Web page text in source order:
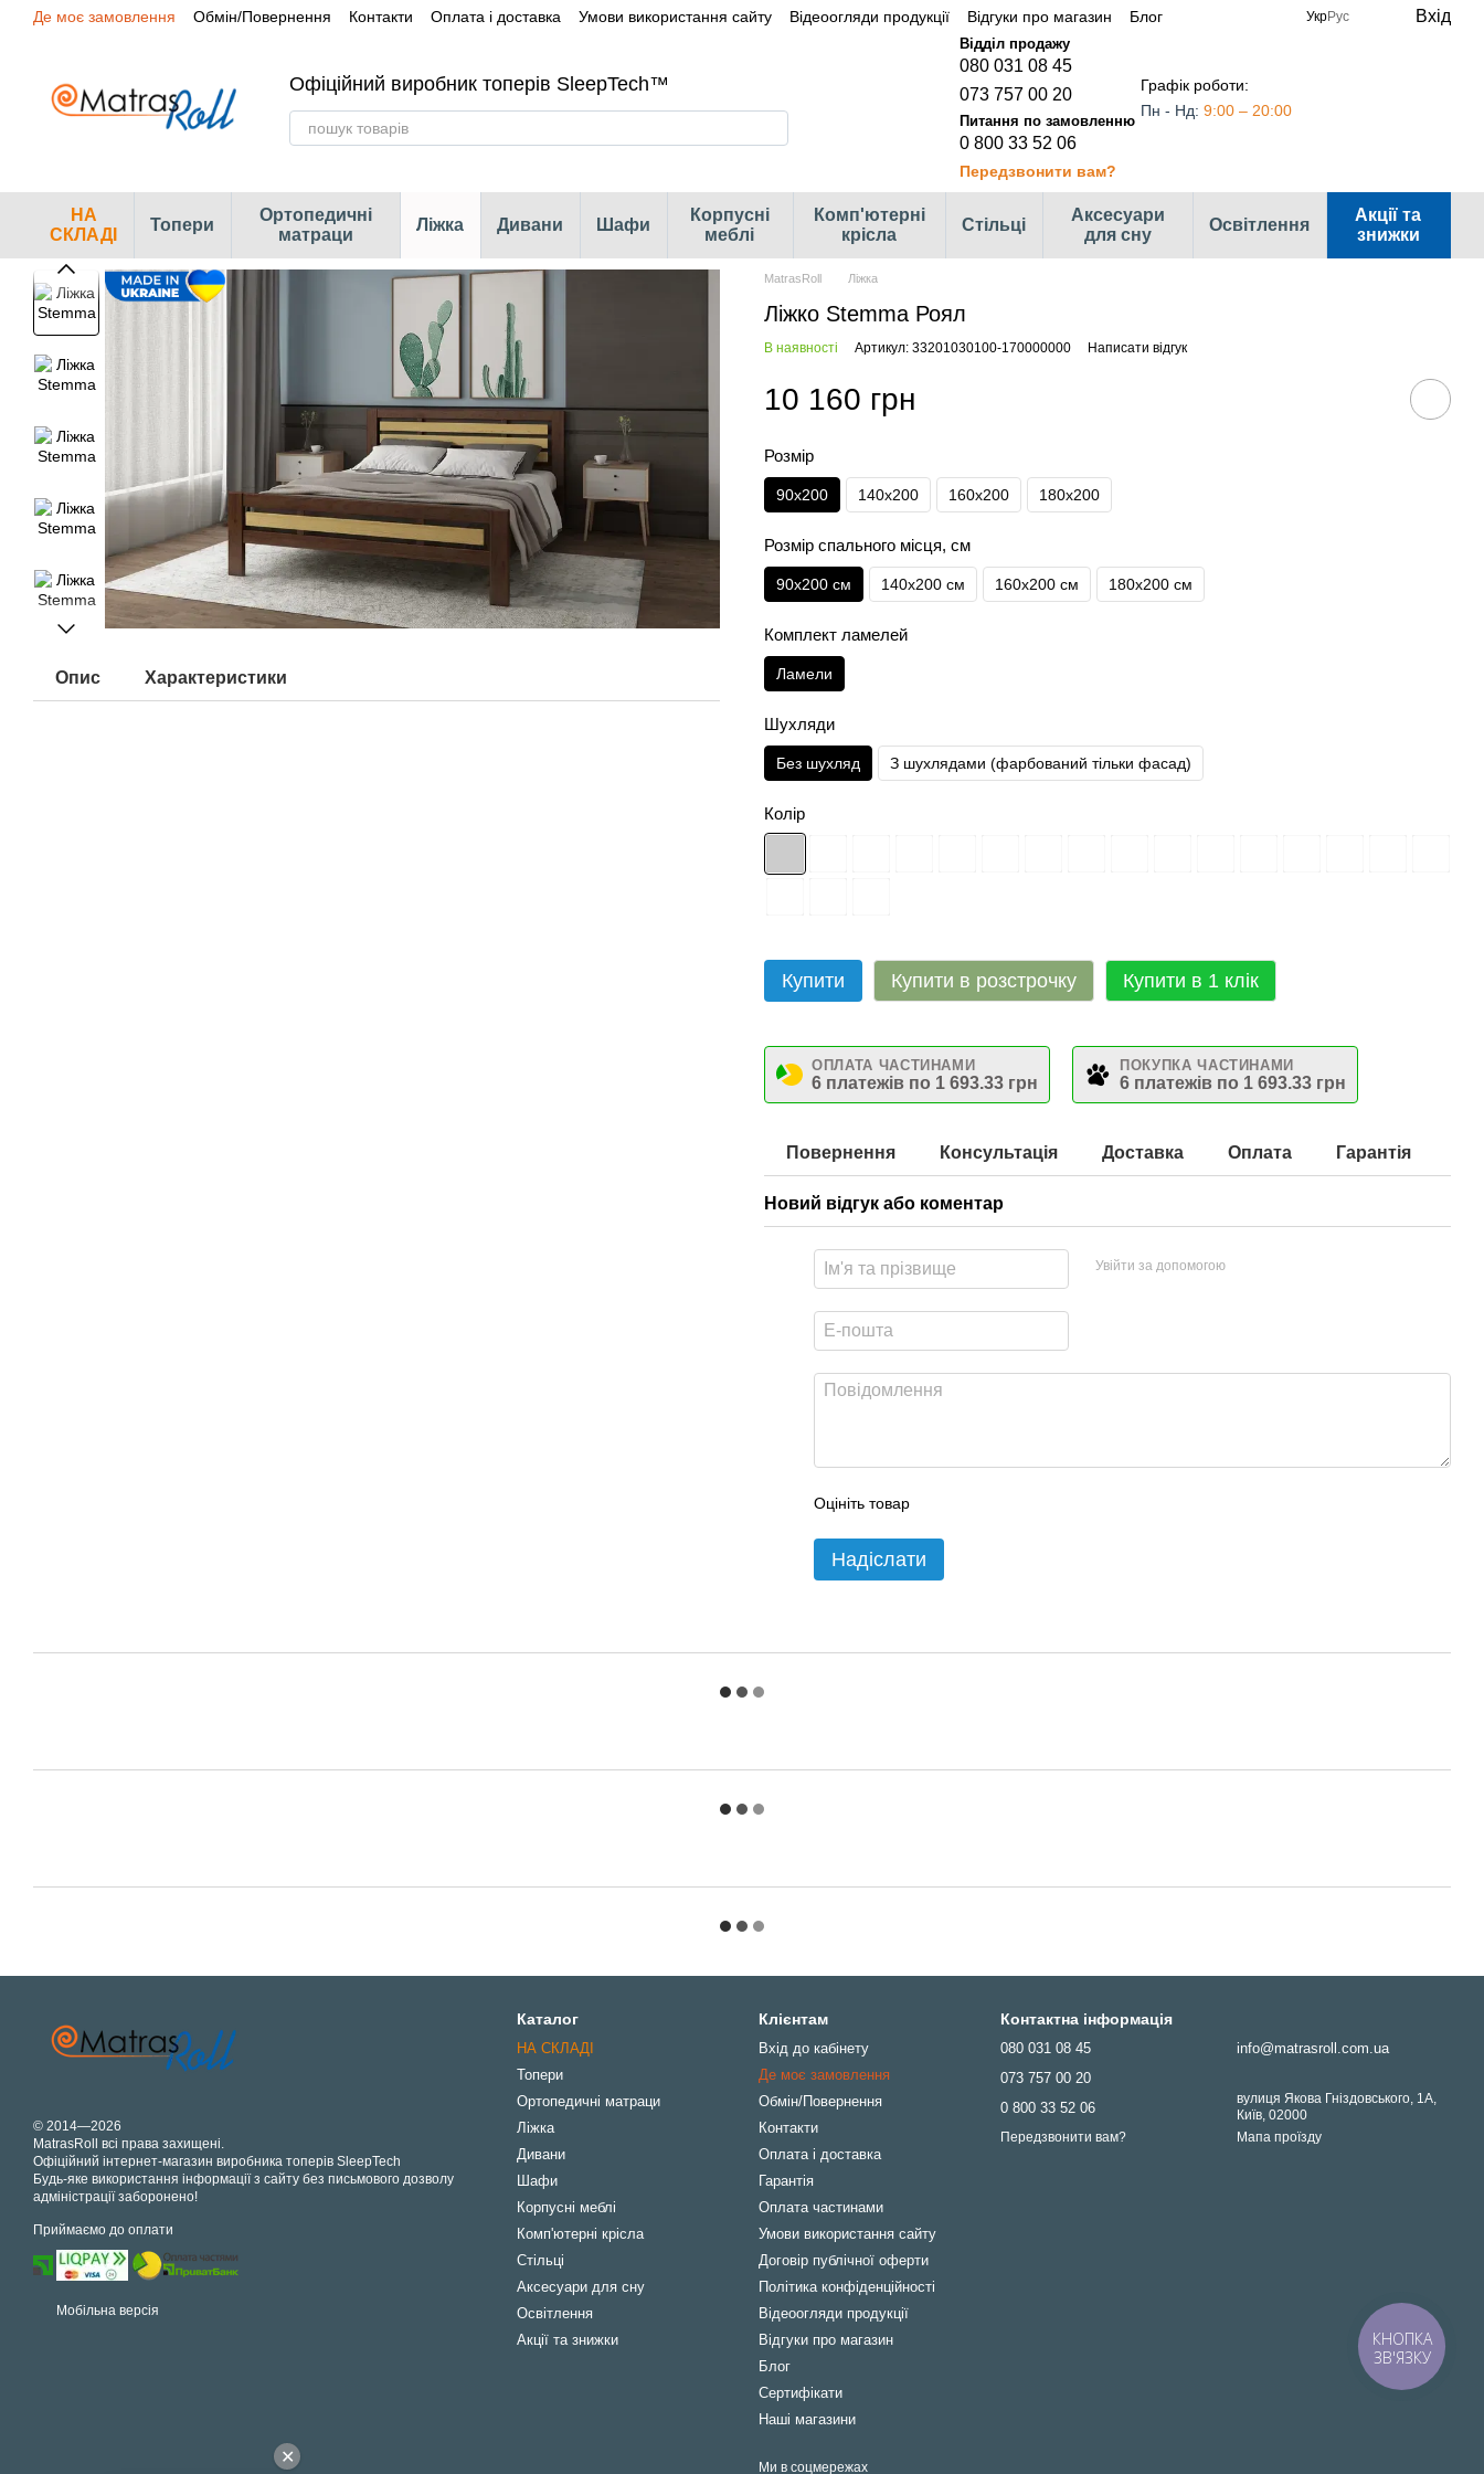
Перейти до основного контенту
Де моє замовлення Обмін/Повернення Контакти Оплата і доставка Умови використання сайту Відеоогляди продукції Відгуки про магазин
Блог
УкрРус Вхід
Офіційний виробник топерів SleepTech™
080 031 08 45
073 757 00 20
0 800 33 52 06
Передзвонити вам?
Графік роботи:
Пн - Нд:9:00 – 20:00
НА
СКЛАДІ
Топери
Ортопедичні
матраци
Ліжка Дивани Шафи
Корпусні
меблі
Комп'ютерні
крісла
Стільці
Аксесуари
для сну
Освітлення
Акції та
знижки
Опис Характеристики
MatrasRoll Ліжка
Ліжко Stemma Роял
В наявності Артикул: 33201030100-170000000 Написати відгук
10 160 грн
Розмір
90х200 140х200 160х200 180х200
Розмір спального місця, см
90х200 см 140х200 см 160х200 см 180х200 см
Комплект ламелей
Ламели
Шухляди
Без шухляд З шухлядами (фарбований тільки фасад)
Колір
Купити Купити в розстрочку Купити в 1 клік
ОПЛАТА ЧАСТИНАМИ
6 платежів по 1 693.33 грн
ПОКУПКА ЧАСТИНАМИ
6 платежів по 1 693.33 грн
Повернення Консультація Доставка Оплата Гарантія
Новий відгук або коментар
Увійти за допомогою
Оцініть товар
Надіслати
© 2014—2026
MatrasRoll всі права захищені.
Офіційний інтернет-магазин виробника топерів SleepTech
Будь-яке використання інформації з сайту без письмового дозволу
адміністрації заборонено!
Приймаємо до оплати
Мобільна версія
Каталог
НА СКЛАДІ
Топери
Ортопедичні матраци
Ліжка
Дивани
Шафи
Корпусні меблі
Комп'ютерні крісла
Стільці
Аксесуари для сну
Освітлення
Акції та знижки
Клієнтам
Вхід до кабінету
Де моє замовлення
Обмін/Повернення
Контакти
Оплата і доставка
Гарантія
Оплата частинами
Умови використання сайту
Договір публічної оферти
Політика конфіденційності
Відеоогляди продукції
Відгуки про магазин
Блог
Сертифікати
Наші магазини
Ми в соцмережах
Контактна інформація
080 031 08 45
073 757 00 20
0 800 33 52 06
Передзвонити вам?
info@matrasroll.com.ua
вулиця Якова Гніздовського, 1А,
Київ, 02000
Мапа проїзду
КНОПКА
ЗВ'ЯЗКУ